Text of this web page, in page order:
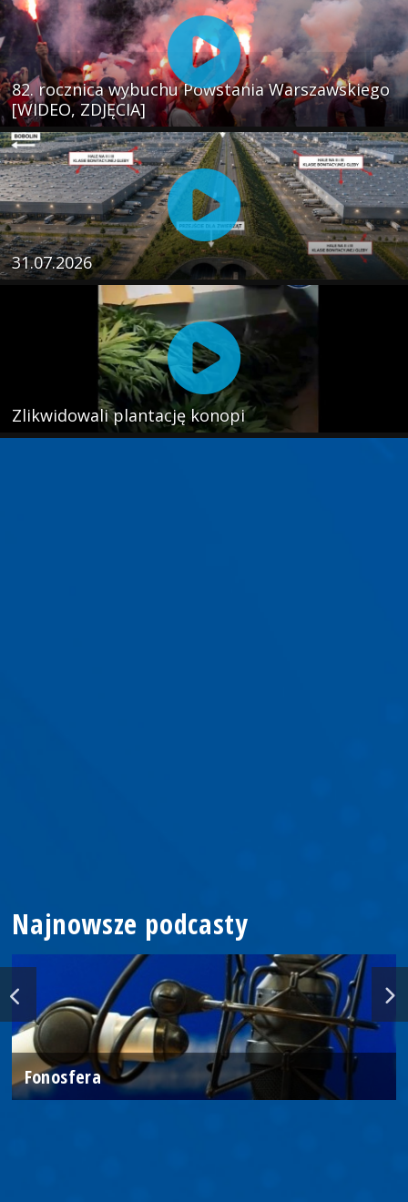
82. rocznica wybuchu Powstania Warszawskiego
[WIDEO, ZDJĘCIA]
31.07.2026
Zlikwidowali plantację konopi
Najnowsze podcasty
Fonosfera